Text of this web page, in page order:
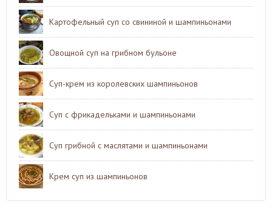
Картофельный суп со свининой и шампиньонами
Овощной суп на грибном бульоне
Суп-крем из королевских шампиньонов
Суп с фрикадельками и шампиньонами
Суп грибной с маслятами и шампиньонами
Крем суп из шампиньонов